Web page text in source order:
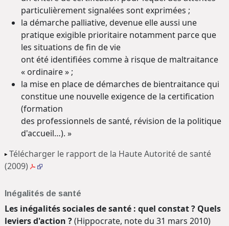
particulièrement signalées sont exprimées ;
la démarche palliative, devenue elle aussi une
pratique exigible prioritaire notamment parce que
les situations de fin de vie
ont été identifiées comme à risque de maltraitance
« ordinaire » ;
la mise en place de démarches de bientraitance qui
constitue une nouvelle exigence de la certification
(formation
des professionnels de santé, révision de la politique
d'accueil…). »
Télécharger le rapport de la Haute Autorité de santé
(2009)
Inégalités de santé
Les inégalités sociales de santé : quel constat ? Quels
leviers d'action ?(Hippocrate, note du 31 mars 2010)